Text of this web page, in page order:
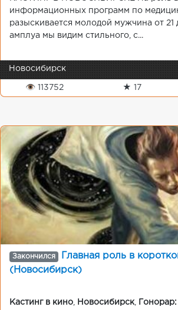
информационных программ по
разыскивается молодой мужчина от 21
амплуа мы видим стильного, с...
Новосибирск
👁 113752 ★ 17
Закончился
Главная роль в
(Новосибирск)
Кастинг в кино Новосибирск,